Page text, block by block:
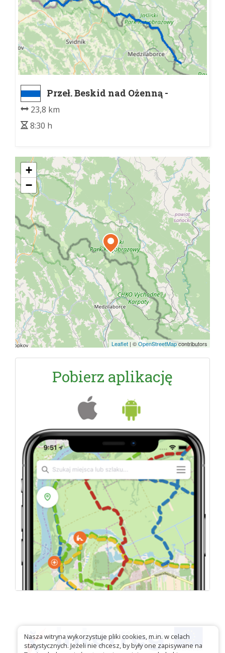
Przeł. Beskid nad Ożenną -
23,8 km
8:30 h
+
−
Leaflet | ©OpenStreetMapcontributors
Pobierz aplikację
Nasza witryna wykorzystuje pliki cookies, m.in. w celach
statystycznych. Jeżeli nie chcesz, by były one zapisywane na